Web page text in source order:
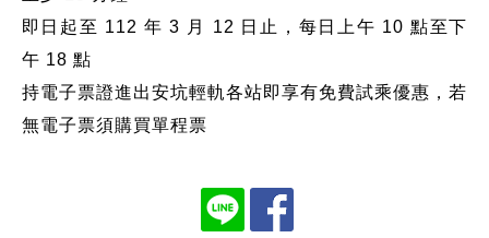
即日起至 112 年 3 月 12 日止，每日上午 10 點至下
午 18 點
持電子票證進出安坑輕軌各站即享有免費試乘優惠，若
無電子票須購買單程票